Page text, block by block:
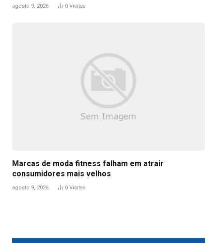
agosto 9, 2026 0 Visitas
Marcas de moda fitness falham em atrair
consumidores mais velhos
agosto 9, 2026 0 Visitas